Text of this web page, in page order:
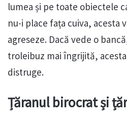
lumea și pe toate obiectele
nu-i place fața cuiva, acesta
agreseze. Dacă vede o
troleibuz mai îngrijită,
distruge.
Țăranul birocrat și